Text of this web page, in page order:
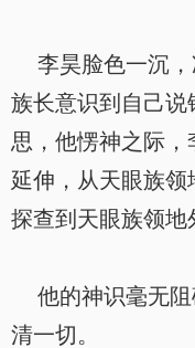
李昊脸色一沉，
族长意识到自己
思，他愣神之际
延伸，从天眼族
探查到天眼族领地
他的神识毫无阻
清一切。